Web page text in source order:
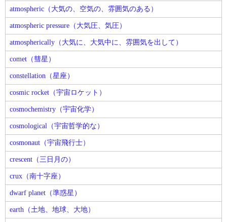
atmospheric（大気の、空気の、雰囲気のある）
atmospheric pressure（大気圧、気圧）
atmospherically（大気に、大気中に、雰囲気を出して）
comet（彗星）
constellation（星座）
cosmic rocket（宇宙ロケット）
cosmochemistry（宇宙化学）
cosmological（宇宙哲学的な）
cosmonaut（宇宙飛行士）
crescent（三日月の）
crux（南十字座）
dwarf planet（準惑星）
earth（土地、地球、大地）